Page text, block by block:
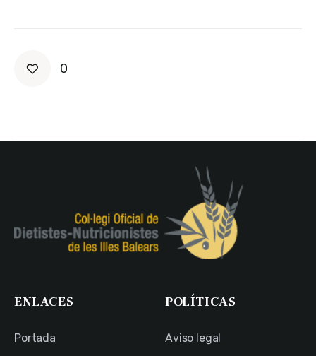
0
ENLACES
Portada
POLÍTICAS
Aviso legal